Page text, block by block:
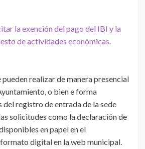
realizar de manera presencial
o bien e forma
del registro de entrada de la sede
solicitudes como la declaración de
en papel en el
digital en la web municipal.